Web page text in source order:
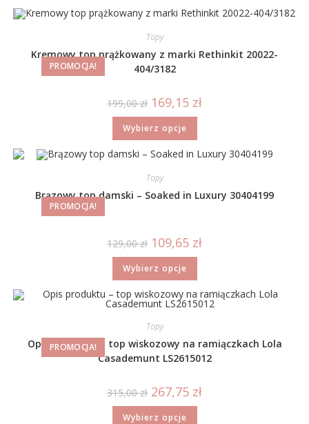
PROMOCJA!
Topy
Kremowy top prążkowany z marki Rethinkit 20022-
404/3182
199,00zł 169,15 zł
Wybierz opcje
PROMOCJA!
Topy
Brązowy top damski – Soaked in Luxury 30404199
129,00zł 109,65 zł
Wybierz opcje
PROMOCJA!
Topy
Opis produktu – top wiskozowy na ramiączkach Lola
Casademunt LS2615012
315,00zł 267,75 zł
Wybierz opcje